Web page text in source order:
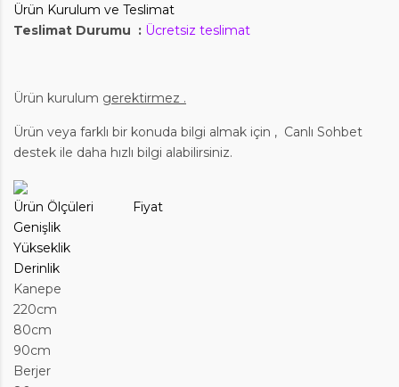
Ürün Kurulum ve Teslimat
Teslimat Durumu : Ücretsiz teslimat
Ürün kurulum gerektirmez .
Ürün veya farklı bir konuda bilgi almak için , Canlı Sohbet
destek ile daha hızlı bilgi alabilirsiniz.
Ürün Ölçüleri Fiyat
Genişlik
Yükseklik
Derinlik
Kanepe
220cm
80cm
90cm
Berjer